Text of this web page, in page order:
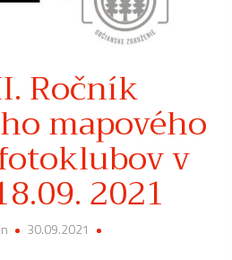
Ročník
mapového
v
2021
30.09.2021